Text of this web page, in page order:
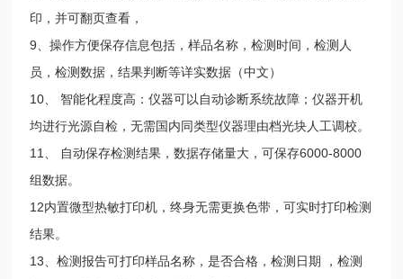
印，并可翻页查看，
9、操作方便保存信息包括，样品名称，检测时间，检测人
员，检测数据，结果判断等详实数据（中文）
10、 智能化程度高：仪器可以自动诊断系统故障；仪器开机
均进行光源自检，无需国内同类型仪器理由档光块人工调校。
11、 自动保存检测结果，数据存储量大，可保存6000-8000
组数据。
12内置微型热敏打印机，终身无需更换色带，可实时打印检测
结果。
13、检测报告可打印样品名称，是否合格，检测日期 ，检测